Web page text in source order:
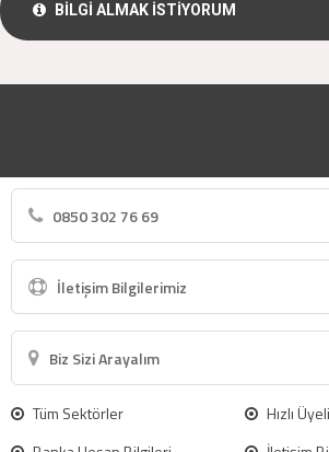
BİLGİ ALMAK İSTİYORUM
0850 302 76 69
İletişim Bilgilerimiz
Biz Sizi Arayalım
Tüm Sektörler
Hızlı